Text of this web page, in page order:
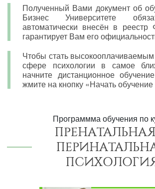
Полученный Вами документ об
Бизнес Университете
автоматически внесён в
гарантирует Вам его
Чтобы стать
сфере психологии в самое
начните дистанционное
жмите на кнопку «Начать
Программма обучения по